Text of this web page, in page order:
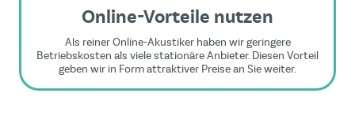
Online-Vorteile nutzen
Als reiner Online-Akustiker haben wir geringere
Betriebskosten als viele stationäre Anbieter. Diesen Vorteil
geben wir in Form attraktiver Preise an Sie weiter.